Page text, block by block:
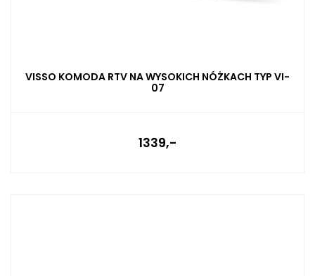
VISSO KOMODA RTV NA WYSOKICH NÓŻKACH TYP VI-
07
1339,-